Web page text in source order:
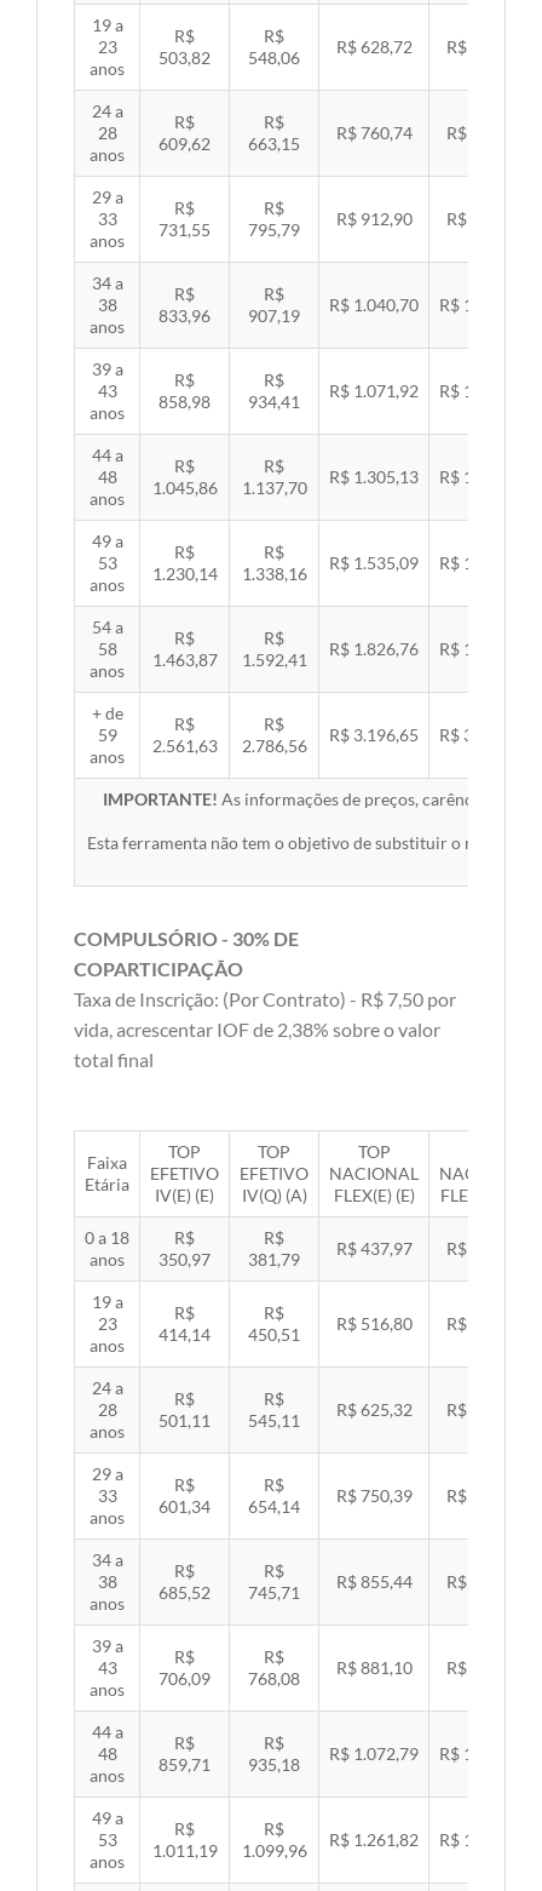
19 a
23
anos
R$
503,82
R$
548,06
R$ 628,72 R$ 647,89
24 a
28
anos
R$
609,62
R$
663,15
R$ 760,74 R$ 783,94
29 a
33
anos
R$
731,55
R$
795,79
R$ 912,90 R$ 940,74
34 a
38
anos
R$
833,96
R$
907,19
R$ 1.040,70 R$ 1.072,43
39 a
43
anos
R$
858,98
R$
934,41
R$ 1.071,92 R$ 1.104,60
44 a
48
anos
R$
1.045,86
R$
1.137,70
R$ 1.305,13 R$ 1.344,92
49 a
53
anos
R$
1.230,14
R$
1.338,16
R$ 1.535,09 R$ 1.581,89
54 a
58
anos
R$
1.463,87
R$
1.592,41
R$ 1.826,76 R$ 1.882,45
+ de
59
anos
R$
2.561,63
R$
2.786,56
R$ 3.196,65 R$ 3.294,10
IMPORTANTE! As informações de preços, carências,
Esta ferramenta não tem o objetivo de substituir o material
COMPULSÓRIO - 30% DE
COPARTICIPAÇÃO
Taxa de Inscrição: (Por Contrato) - R$ 7,50 por
vida, acrescentar IOF de 2,38% sobre o valor
total final
Faixa
Etária
TOP
EFETIVO
IV(E) (E)
TOP
EFETIVO
IV(Q) (A)
TOP
NACIONAL
FLEX(E) (E)
NACIONAL
FLEX(Q) (A)
0 a 18
anos
R$
350,97
R$
381,79
R$ 437,97 R$ 451,33
19 a
23
anos
R$
414,14
R$
450,51
R$ 516,80 R$ 532,57
24 a
28
anos
R$
501,11
R$
545,11
R$ 625,32 R$ 644,40
29 a
33
anos
R$
601,34
R$
654,14
R$ 750,39 R$ 773,29
34 a
38
anos
R$
685,52
R$
745,71
R$ 855,44 R$ 881,54
39 a
43
anos
R$
706,09
R$
768,08
R$ 881,10 R$ 907,99
44 a
48
anos
R$
859,71
R$
935,18
R$ 1.072,79 R$ 1.105,53
49 a
53
anos
R$
1.011,19
R$
1.099,96
R$ 1.261,82 R$ 1.300,32